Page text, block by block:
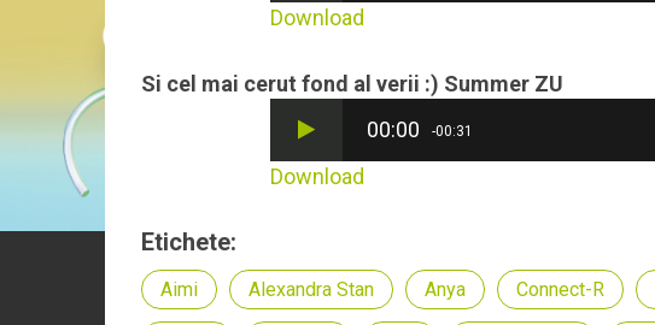
Download
Si cel mai cerut fond al verii :) Summer ZU
00:00
-00:31
Download
Etichete:
Aimi Alexandra Stan Anya Connect-R